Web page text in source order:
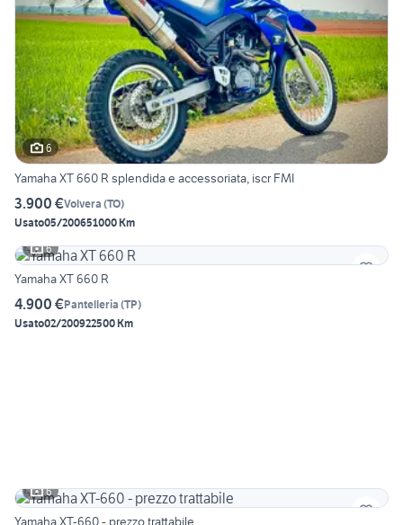
6
Yamaha XT 660 R splendida e accessoriata, iscr FMI
3.900 €Volvera (TO)
Usato05/200651000 Km
6
Yamaha XT 660 R
4.900 €Pantelleria (TP)
Usato02/200922500 Km
6
Yamaha XT-660 - prezzo trattabile